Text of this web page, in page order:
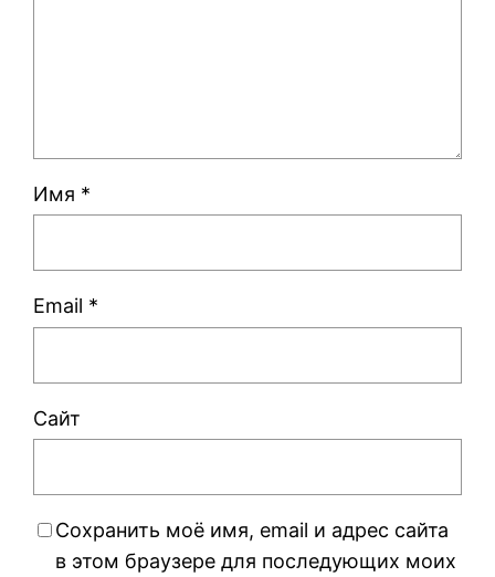
Имя *
Email *
Сайт
Сохранить моё имя, email и адрес сайта
в этом браузере для последующих моих